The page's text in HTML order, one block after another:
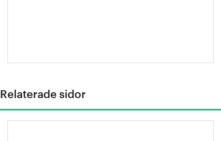
Relaterade sidor